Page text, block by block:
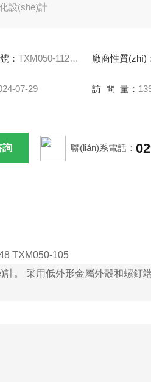
設(shè)計
：TXM050-112 TXM050-105 廠商性質(zhì)
07-29 訪 問 量：
詢 聯(lián)系電話：
TXM050-105
。 采用低外形金屬外殼和螺釘